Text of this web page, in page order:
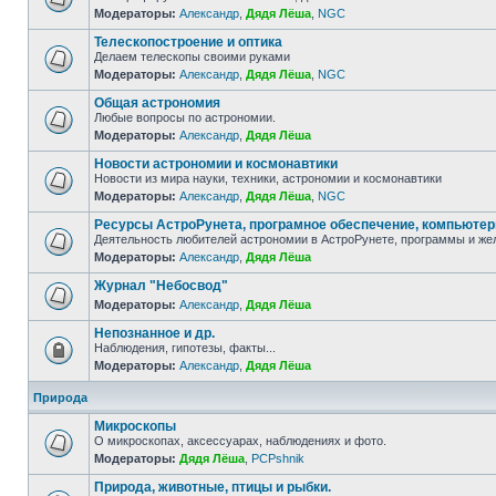
Модераторы: Александр Дядя Лёша NGC
Телескопостроение и оптика
Делаем телескопы своими руками
Модераторы: Александр Дядя Лёша NGC
Общая астрономия
Любые вопросы по астрономии.
Модераторы: Александр Дядя Лёша
Новости астрономии и космонавтики
Новости из мира науки, техники, астрономии и космонавтики
Модераторы: Александр Дядя Лёша NGC
Ресурсы АстроРунета, програмное обеспечение,
Деятельность любителей астрономии в АстроРунете, программы и
Модераторы: Александр Дядя Лёша
Журнал "Небосвод"
Модераторы: Александр Дядя Лёша
Непознанное и др.
Наблюдения, гипотезы, факты...
Модераторы: Александр Дядя Лёша
Природа
Микроскопы
О микроскопах, аксессуарах, наблюдениях и фото.
Модераторы: Дядя Лёша PCPshnik
Природа, животные, птицы и рыбки.